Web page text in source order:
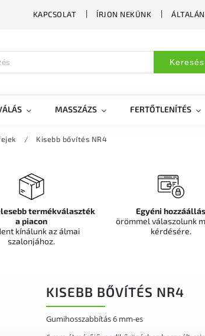
KAPCSOLAT ÍRJON NEKÜNK
Keresés
MASSZÁZS FERTŐTLENÍTÉS
/ Kisebb bővítés NR4
KISEBB BŐVÍTÉS NR4
Gumihosszabbítás 6 mm-es
termékválaszték
a piacon
kínálunk az álmai
szalonjához.
Egyéni hozzáállás
örömmel válaszolunk
kérdésére.